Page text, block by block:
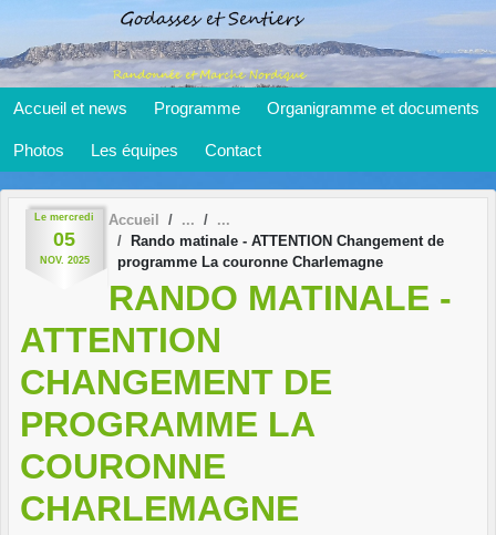
Accueil et news Programme Organigramme et documents
Photos Les équipes Contact
Le mercredi
05
NOV. 2025
Accueil
Rando matinale - ATTENTION Changement de
programme La couronne Charlemagne
RANDO MATINALE -
ATTENTION
CHANGEMENT DE
PROGRAMME LA
COURONNE
CHARLEMAGNE
Panneau de gestion des cookies